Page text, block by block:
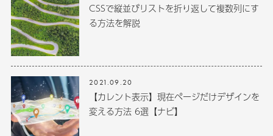
CSSで縦並びリストを折り返して複数列にす
る方法を解説
2021.09.20
【カレント表示】現在ページだけデザインを
変える方法 6選【ナビ】